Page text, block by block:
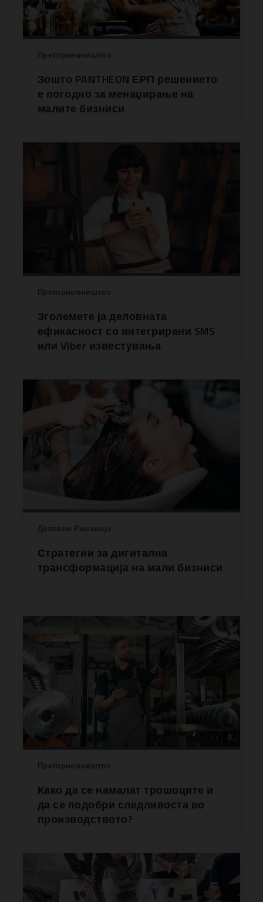
Претприемништво
Зошто PANTHEON ЕРП решението
е погодно за менаџирање на
малите бизниси
Претприемништво
Зголемете ја деловната
ефикасност со интегрирани SMS
или Viber известувања
Деловни Решенија
Стратегии за дигитална
трансформација на мали бизниси
Претприемништво
Како да се намалат трошоците и
да се подобри следливоста во
производството?